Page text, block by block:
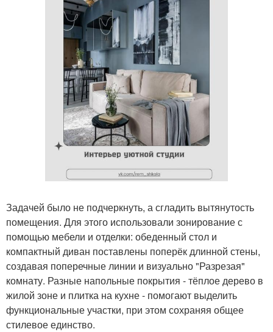
Задачей было не подчеркнуть, а сгладить вытянутость
помещения. Для этого использовали зонирование с
помощью мебели и отделки: обеденный стол и
компактный диван поставлены поперёк длинной стены,
создавая поперечные линии и визуально "Разрезая"
комнату. Разные напольные покрытия - тёплое дерево в
жилой зоне и плитка на кухне - помогают выделить
функциональные участки, при этом сохраняя общее
стилевое единство.